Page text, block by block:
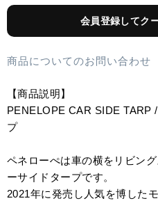
会員登録してク
商品についてのお問い合わせ
【商品説明】
PENELOPE CAR SIDE TARP
プ
ペネローぺは車の横をリビン
ーサイドタープです。
2021年に発売し人気を博した